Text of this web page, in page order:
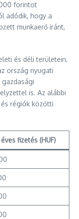
forintot
adódik, hogy a
munkaerő iránt,
és déli területein,
ország nyugati
is. Az alábbi
régiók közötti
fizetés (HUF)